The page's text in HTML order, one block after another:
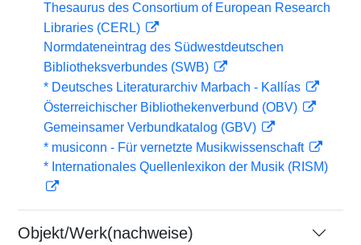
Thesaurus des Consortium of European Research
Libraries (CERL)
Normdateneintrag des Südwestdeutschen
Bibliotheksverbundes (SWB)
* Deutsches Literaturarchiv Marbach - Kallías
Österreichischer Bibliothekenverbund (OBV)
Gemeinsamer Verbundkatalog (GBV)
* musiconn - Für vernetzte Musikwissenschaft
* Internationales Quellenlexikon der Musik (RISM)
Objekt/Werk(nachweise)